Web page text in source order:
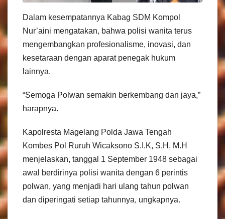
Dalam kesempatannya Kabag SDM Kompol
Nur’aini mengatakan, bahwa polisi wanita terus
mengembangkan profesionalisme, inovasi, dan
kesetaraan dengan aparat penegak hukum
lainnya.
“Semoga Polwan semakin berkembang dan jaya,”
harapnya.
Kapolresta Magelang Polda Jawa Tengah
Kombes Pol Ruruh Wicaksono S.I.K, S.H, M.H
menjelaskan, tanggal 1 September 1948 sebagai
awal berdirinya polisi wanita dengan 6 perintis
polwan, yang menjadi hari ulang tahun polwan
dan diperingati setiap tahunnya, ungkapnya.